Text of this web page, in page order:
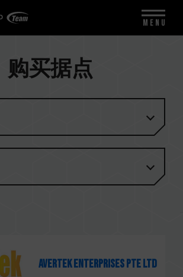
购买据点
Avertek Enterprises Pte Ltd
MENU